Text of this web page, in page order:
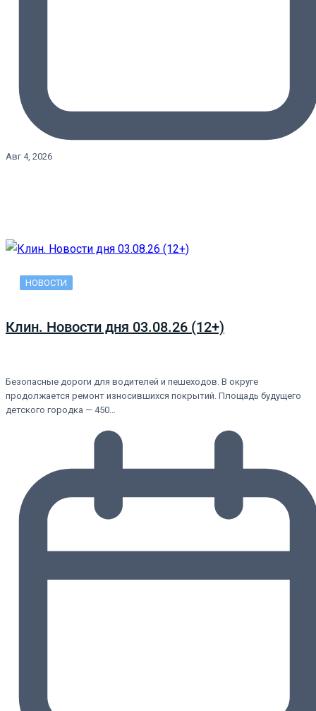
Авг 4, 2026
НОВОСТИ
Клин. Новости дня 03.08.26 (12+)
Безопасные дороги для водителей и пешеходов. В округе
продолжается ремонт износившихся покрытий. Площадь будущего
детского городка — 450…